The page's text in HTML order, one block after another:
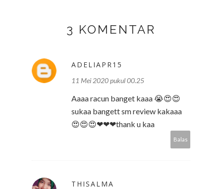
3 KOMENTAR
ADELIAPR15
11 Mei 2020 pukul 00.25
Aaaa racun banget kaaa 😭😍😍
sukaa bangett sm review kakaaa
😍😍😍❤❤❤thank u kaa
Balas
THISALMA